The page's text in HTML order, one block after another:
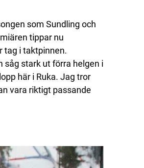
som Sundling och
tippar nu
tag i taktpinnen.
såg stark ut förra helgen i
här i Ruka. Jag tror
vara riktigt passande